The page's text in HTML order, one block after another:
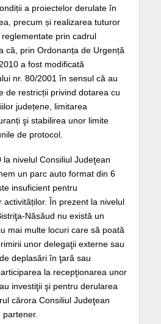
a proiectelor derulate în
precum și realizarea tuturor
prin cadrul
că, prin Ordonanța de Urgență
a fost modificată
nr. 80/2001 în sensul că au
de restricții privind dotarea cu
județene, limitarea
şi stabilirea unor limite
de protocol.
nivelul Consiliul Judeţean
un parc auto format din 6
insuficient pentru
În prezent la nivelul
Năsăud nu există un
mai multe locuri care să poată
unor delegaţii externe sau
deplasări în ţară sau
la recepţionarea unor
investiţii şi pentru derularea
cărora Consiliul Judeţean
partener.